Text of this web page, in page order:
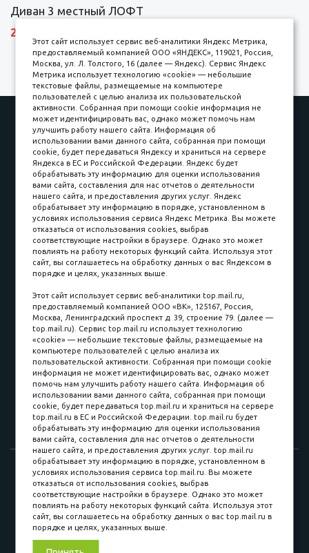
Диван 3 местный ЛОФТ
27600 р.
Наши работы
Оплата
Доставка и сборка
Гарантии
Карьера в компании
Контакты
Принимаем к оплате
Наличные
пл. Соляная, 6, стр. 16
8 (3822) 60-70-30
8 (3822) 50-39-09
8 (3822) 22-77-68
8 (3822) 50-48-50
8 (3822) 65-42-10
© 2015-2026. Компания «Мебельный куб».
ИП Саворенко Валерий Александрович. Россия, г. Томск, пл.
Соляная, 6 стр. 16, Цокольный этаж
Этот сайт использует сервис веб-аналитики Яндекс Метрика,
предоставляемый компанией ООО «ЯНДЕКС», 119021, Россия,
Москва, ул. Л. Толстого, 16 (далее — Яндекс). Сервис Яндекс
Метрика использует технологию «cookie» — небольшие
текстовые файлы, размещаемые на компьютере
пользователей с целью анализа их пользовательской
активности. Собранная при помощи cookie информация не
может идентифицировать вас, однако может помочь нам
улучшить работу нашего сайта. Информация об
использовании вами данного сайта, собранная при помощи
cookie, будет передаваться Яндексу и храниться на сервере
Яндекса в ЕС и Российской Федерации. Яндекс будет
обрабатывать эту информацию для оценки использования
вами сайта, составления для нас отчетов о деятельности
нашего сайта, и предоставления других услуг. Яндекс
обрабатывает эту информацию в порядке, установленном в
условиях использования сервиса Яндекс Метрика. Вы можете
отказаться от использования cookies, выбрав
соответствующие настройки в браузере. Однако это может
повлиять на работу некоторых функций сайта. Используя этот
сайт, вы соглашаетесь на обработку данных о вас Яндексом в
порядке и целях, указанных выше.
Этот сайт использует сервис веб-аналитики top.mail.ru,
предоставляемый компанией ООО «ВК», 125167, Россия,
Москва, Ленинградский проспект д. 39, строение 79. (далее —
top.mail.ru). Сервис top.mail.ru использует технологию
«cookie» — небольшие текстовые файлы, размещаемые на
компьютере пользователей с целью анализа их
пользовательской активности. Собранная при помощи cookie
информация не может идентифицировать вас, однако может
помочь нам улучшить работу нашего сайта. Информация об
использовании вами данного сайта, собранная при помощи
cookie, будет передаваться top.mail.ru и храниться на сервере
top.mail.ru в ЕС и Российской Федерации. top.mail.ru будет
обрабатывать эту информацию для оценки использования
вами сайта, составления для нас отчетов о деятельности
нашего сайта, и предоставления других услуг. top.mail.ru
обрабатывает эту информацию в порядке, установленном в
условиях использования сервиса top.mail.ru. Вы можете
отказаться от использования cookies, выбрав
соответствующие настройки в браузере. Однако это может
повлиять на работу некоторых функций сайта. Используя этот
сайт, вы соглашаетесь на обработку данных о вас top.mail.ru в
порядке и целях, указанных выше.